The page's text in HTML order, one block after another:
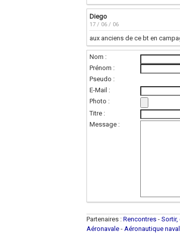
Diego
17 / 06 / 06
aux anciens de ce bt en
Nom :
Prénom :
Pseudo :
E-Mail :
Photo :
Titre :
Message :
Partenaires : Rencontres -
Aéronavale - Aéronautique